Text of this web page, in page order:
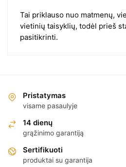
Tai priklauso nuo matmenų,
vietinių taisyklių, todėl prieš
pasitikrinti.
Pristatymas
visame pasaulyje
14 dienų
grąžinimo garantiją
Sertifikuoti
produktai su garantija